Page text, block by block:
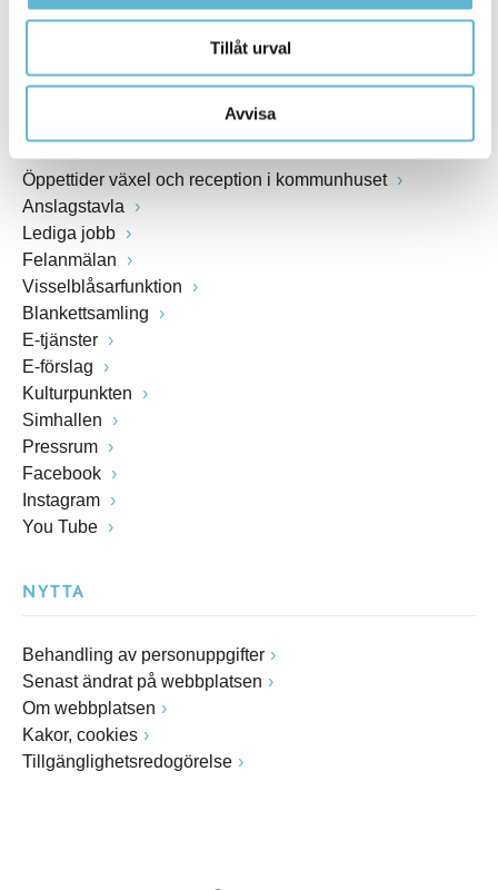
Tillåt urval
Avvisa
Fax: 0456-82 22 00
Öppettider växel och reception i kommunhuset
Anslagstavla
Lediga jobb
Felanmälan
Visselblåsarfunktion
Blankettsamling
E-tjänster
E-förslag
Kulturpunkten
Simhallen
Pressrum
Facebook
Instagram
You Tube
NYTTA
Behandling av personuppgifter
Senast ändrat på webbplatsen
Om webbplatsen
Kakor, cookies
Tillgänglighetsredogörelse